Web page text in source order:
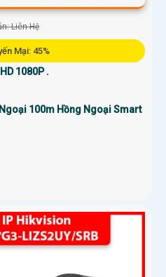
Liên Hệ
Mại: 45%
HD 1080P .
100m Hồng Ngoại Smart